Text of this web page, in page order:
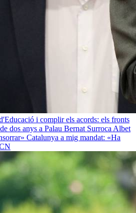
i complir els acords: els fronts
dos anys a Palau Bernat Surroca Albet
Catalunya a mig mandat: «Ha